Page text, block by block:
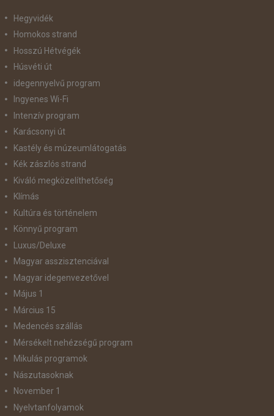
Hegyvidék
Homokos strand
Hosszú Hétvégék
Húsvéti út
idegennyelvű program
Ingyenes Wi-Fi
Intenzív program
Karácsonyi út
Kastély és múzeumlátogatás
Kék zászlós strand
Kiváló megközelíthetőség
Klímás
Kultúra és történelem
Könnyű program
Luxus/Deluxe
Magyar asszisztenciával
Magyar idegenvezetővel
Május 1
Március 15
Medencés szállás
Mérsékelt nehézségű program
Mikulás programok
Nászutasoknak
November 1
Nyelvtanfolyamok